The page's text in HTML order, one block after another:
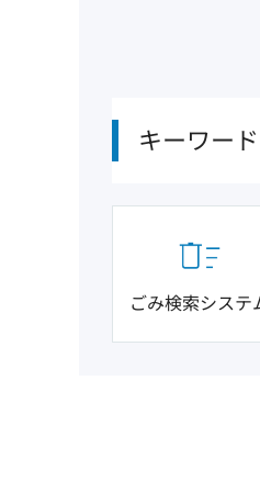
キーワー
ごみ検索システ